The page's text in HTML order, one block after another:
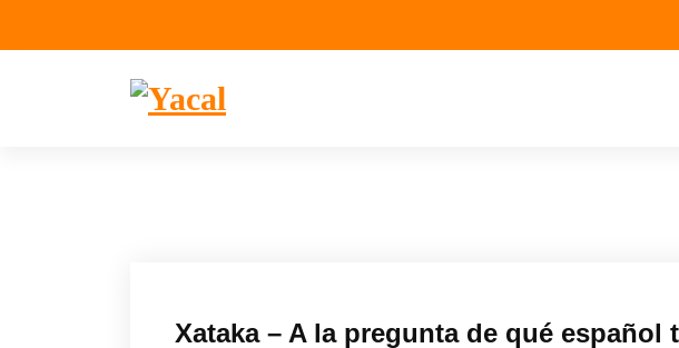
Xataka – A la pregunta de qué